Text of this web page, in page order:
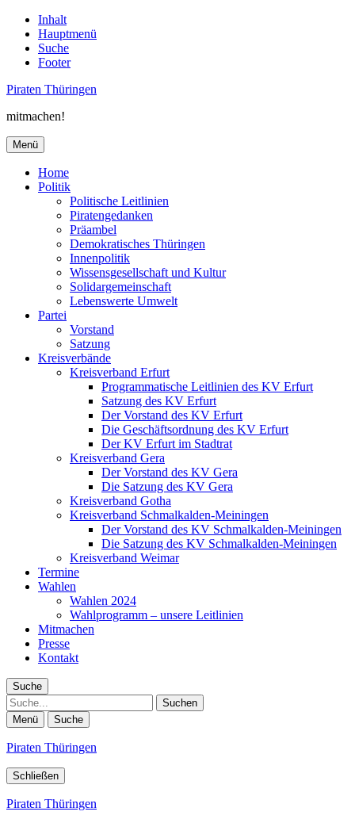
Inhalt
Hauptmenü
Suche
Footer
Piraten Thüringen
mitmachen!
Menü
Home
Politik
Politische Leitlinien
Piratengedanken
Präambel
Demokratisches Thüringen
Innenpolitik
Wissensgesellschaft und Kultur
Solidargemeinschaft
Lebenswerte Umwelt
Partei
Vorstand
Satzung
Kreisverbände
Kreisverband Erfurt
Programmatische Leitlinien des KV Erfurt
Satzung des KV Erfurt
Der Vorstand des KV Erfurt
Die Geschäftsordnung des KV Erfurt
Der KV Erfurt im Stadtrat
Kreisverband Gera
Der Vorstand des KV Gera
Die Satzung des KV Gera
Kreisverband Gotha
Kreisverband Schmalkalden-Meiningen
Der Vorstand des KV Schmalkalden-Meiningen
Die Satzung des KV Schmalkalden-Meiningen
Kreisverband Weimar
Termine
Wahlen
Wahlen 2024
Wahlprogramm – unsere Leitlinien
Mitmachen
Presse
Kontakt
Suche
Suche
Menü Suche
Piraten Thüringen
Schließen
Piraten Thüringen